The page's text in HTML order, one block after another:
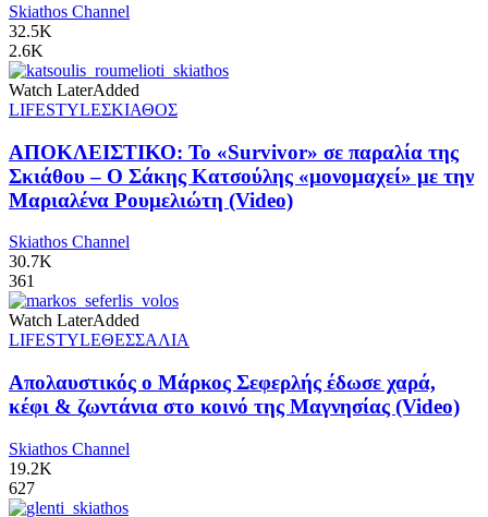
Skiathos Channel
32.5K
2.6K
Watch LaterAdded
LIFESTYLEΣΚΙΑΘΟΣ
ΑΠΟΚΛΕΙΣΤΙΚΟ: Το «Survivor» σε παραλία της
Σκιάθου – Ο Σάκης Κατσούλης «μονομαχεί» με την
Μαριαλένα Ρουμελιώτη (Video)
Skiathos Channel
30.7K
361
Watch LaterAdded
LIFESTYLEΘΕΣΣΑΛΙΑ
Απολαυστικός ο Μάρκος Σεφερλής έδωσε χαρά,
κέφι & ζωντάνια στο κοινό της Μαγνησίας (Video)
Skiathos Channel
19.2K
627